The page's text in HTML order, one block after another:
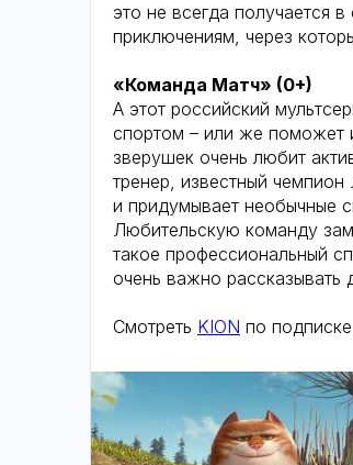
это не всегда получается
приключениям, через
«Команда Матч» (0+)
А этот российский
спортом – или же поможет
зверушек очень любит
тренер, известный
и придумывает необычные
Любительскую команду
такое профессиональный
очень важно рассказывать
Смотреть KION по